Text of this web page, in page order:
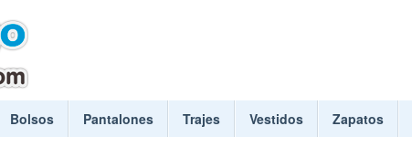
Bolsos Pantalones Trajes Vestidos Zapatos